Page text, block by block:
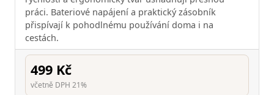
práci. Bateriové napájení a praktický zásobník
přispívají k pohodlnému používání doma i na
cestách.
499 Kč
včetně DPH 21%